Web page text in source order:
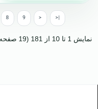
8 9 > >|
نمایش 1 تا 10 از 181 (19 صفحه)